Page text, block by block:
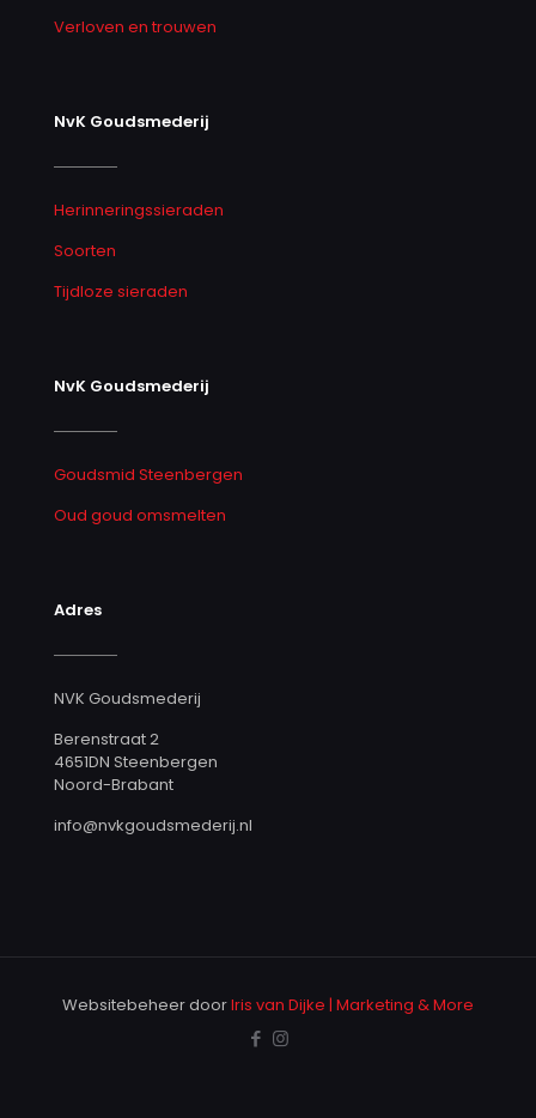
Verloven en trouwen
NvK Goudsmederij
Herinneringssieraden
Soorten
Tijdloze sieraden
NvK Goudsmederij
Goudsmid Steenbergen
Oud goud omsmelten
Adres
NVK Goudsmederij
Berenstraat 2
4651DN Steenbergen
Noord-Brabant
info@nvkgoudsmederij.nl
Websitebeheer doorIris van Dijke | Marketing & More